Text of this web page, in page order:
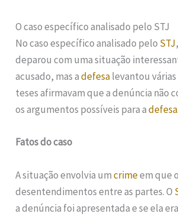
O caso específico analisado pelo STJ
No caso específico analisado pelo STJ
deparou com uma situação
acusado, mas adefesalevantou várias
teses afirmavam que a denúncia não
os argumentos possíveis para adefesa.
Fatos do caso
A situação envolvia umcrimeem que
desentendimentos entre as partes. O
a denúncia foi apresentada e se ela